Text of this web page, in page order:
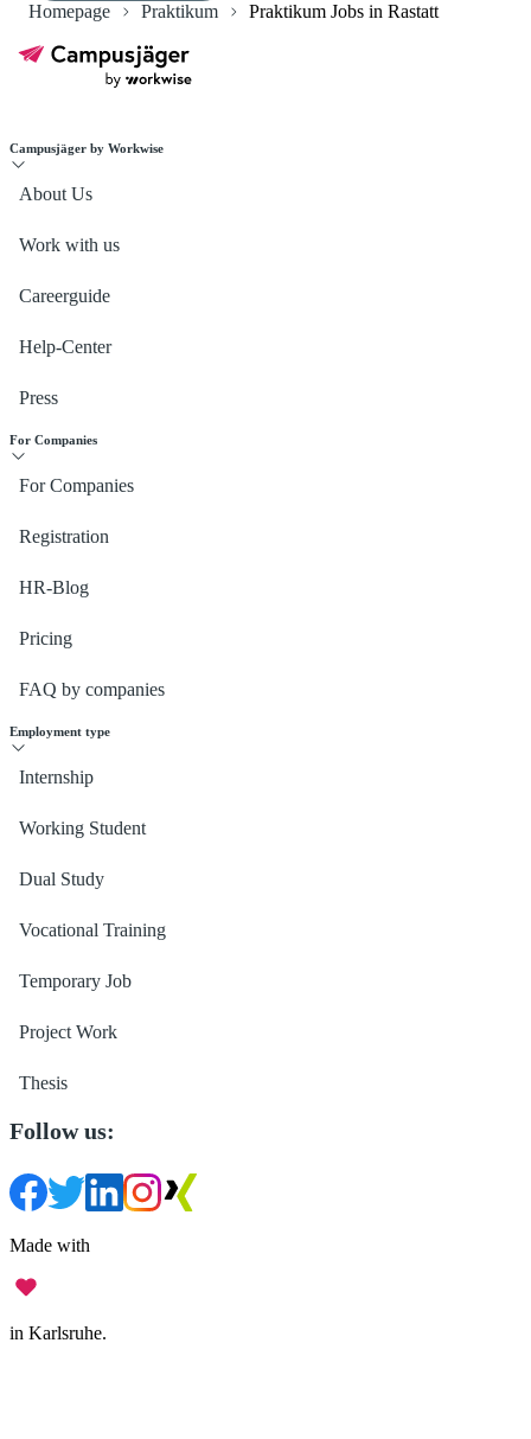
Homepage
Praktikum Praktikum Jobs in Rastatt
Campusjäger by Workwise
About Us
Work with us
Careerguide
Help-Center
Press
For Companies
For Companies
Registration
HR-Blog
Pricing
FAQ by companies
Employment type
Internship
Working Student
Dual Study
Vocational Training
Temporary Job
Project Work
Thesis
Follow us:
Made with
in Karlsruhe.